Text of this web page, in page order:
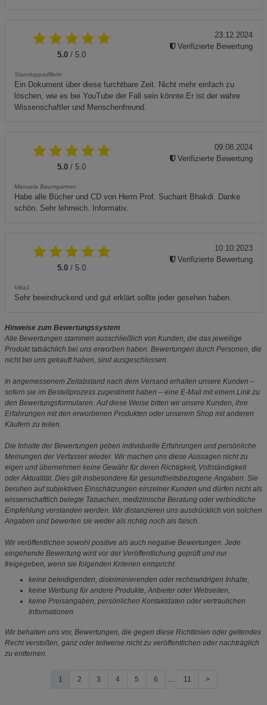
5.0 / 5.0
Standuppadflerin
Ein Dokument über diese furchtbare Zeit. Nicht mehr einfach zu
löschen, wie es bei YouTube der Fall sein könnte.Er ist der wahre
Wissenschaftler und Menschenfreund.
23.12.2024
Verifizierte Bewertung
5.0 / 5.0
Manuela Baumgartner
Habe alle Bücher und CD von Herrn Prof. Sucharit Bhakdi. Danke
schön. Sehr lehrreich. Informativ.
09.08.2024
Verifizierte Bewertung
5.0 / 5.0
Vika1
Sehr beeindruckend und gut erklärt.sollte jeder gesehen haben.
10.10.2023
Verifizierte Bewertung
Hinweise zum Bewertungssystem
Alle Bewertungen stammen ausschließlich von Kunden, die das jeweilige
Produkt tatsächlich bei uns erworben haben. Bewertungen durch Personen, die
nicht bei uns gekauft haben, sind ausgeschlossen.
In angemessenem Zeitabstand nach dem Versand erhalten unsere Kunden –
sofern sie im Bestellprozess zugestimmt haben – eine E-Mail mit einem Link zu
den Bewertungsformularen. Auf diese Weise bitten wir unsere Kunden, ihre
Erfahrungen mit den erworbenen Produkten oder unserem Shop mit anderen
Käufern zu teilen.
Die Inhalte der Bewertungen geben individuelle Erfahrungen und persönliche
Meinungen der Verfasser wieder. Wir machen uns diese Aussagen nicht zu
eigen und übernehmen keine Gewähr für deren Richtigkeit, Vollständigkeit
oder Aktualität. Dies gilt insbesondere für gesundheitsbezogene Angaben: Sie
beruhen auf subjektiven Einschätzungen einzelner Kunden und dürfen nicht als
wissenschaftlich belegte Tatsachen, medizinische Beratung oder verbindliche
Empfehlung verstanden werden. Wir distanzieren uns ausdrücklich von solchen
Angaben und bewerten sie weder als richtig noch als falsch.
Wir veröffentlichen sowohl positive als auch negative Bewertungen. Jede
eingehende Bewertung wird vor der Veröffentlichung geprüft und nur
freigegeben, wenn sie folgenden Kriterien entspricht:
keine beleidigenden, diskriminierenden oder rechtswidrigen Inhalte,
keine Werbung für andere Produkte, Anbieter oder Webseiten,
keine Preisangaben, persönlichen Kontaktdaten oder vertraulichen
Informationen.
Wir behalten uns vor, Bewertungen, die gegen diese Richtlinien oder geltendes
Recht verstoßen, ganz oder teilweise nicht zu veröffentlichen oder nachträglich
zu entfernen.
1 2 3 4 5 6 11 >